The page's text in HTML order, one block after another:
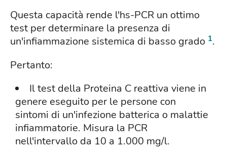
Questa capacità rende l'hs-PCR un ottimo
test per determinare la presenza di
un'infiammazione sistemica di basso grado 1.
Pertanto:
Il test della Proteina C reattiva viene in
genere eseguito per le persone con
sintomi di un'infezione batterica o malattie
infiammatorie. Misura la PCR
nell'intervallo da 10 a 1.000 mg/l.